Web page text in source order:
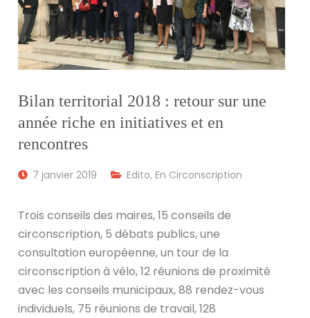
Bilan territorial 2018 : retour sur une
année riche en initiatives et en
rencontres
7 janvier 2019 Edito,En Circonscription
Trois conseils des maires, 15 conseils de
circonscription, 5 débats publics, une
consultation européenne, un tour de la
circonscription à vélo, 12 réunions de proximité
avec les conseils municipaux, 88 rendez-vous
individuels, 75 réunions de travail, 128